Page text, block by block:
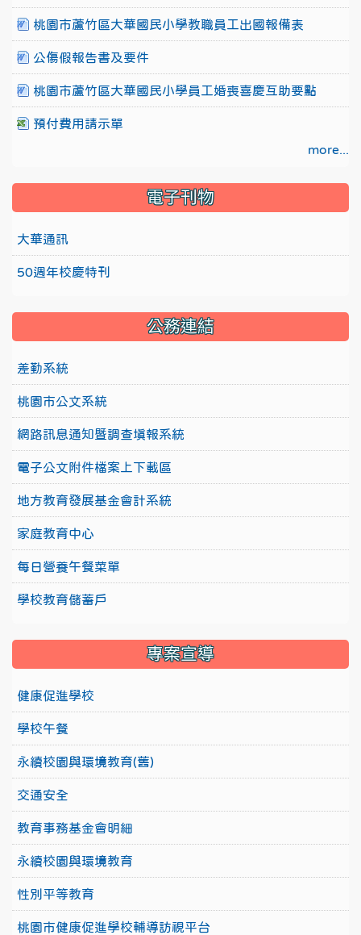
桃園市蘆竹區大華國民小學教職員工出國報備表
公傷假報告書及要件
桃園市蘆竹區大華國民小學員工婚喪喜慶互助要點
預付費用請示單
more...
電子刊物
大華通訊
50週年校慶特刊
公務連結
差勤系統
桃園市公文系統
網路訊息通知暨調查填報系統
電子公文附件檔案上下載區
地方教育發展基金會計系統
家庭教育中心
每日營養午餐菜單
學校教育儲蓄戶
專案宣導
健康促進學校
學校午餐
永續校園與環境教育(舊)
交通安全
教育事務基金會明細
永續校園與環境教育
性別平等教育
桃園市健康促進學校輔導訪視平台